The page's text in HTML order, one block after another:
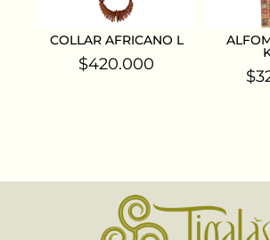
COLLAR AFRICANO L
$420.000
$